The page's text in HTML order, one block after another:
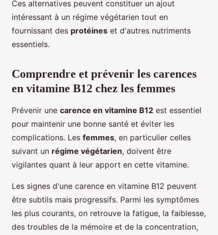
Ces alternatives peuvent constituer un ajout
intéressant à un régime végétarien tout en
fournissant des protéines et d'autres nutriments
essentiels.
Comprendre et prévenir les carences
en vitamine B12 chez les femmes
Prévenir une carence en vitamine B12 est essentiel
pour maintenir une bonne santé et éviter les
complications. Les femmes, en particulier celles
suivant un régime végétarien, doivent être
vigilantes quant à leur apport en cette vitamine.
Les signes d'une carence en vitamine B12 peuvent
être subtils mais progressifs. Parmi les symptômes
les plus courants, on retrouve la fatigue, la faiblesse,
des troubles de la mémoire et de la concentration,